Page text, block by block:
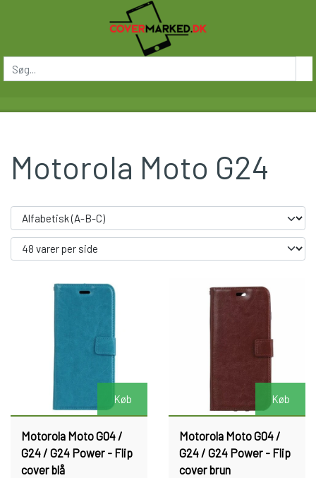
Motorola Moto G24
Køb
Motorola Moto G04 /
G24 / G24 Power - Flip
cover blå
Køb
Motorola Moto G04 /
G24 / G24 Power - Flip
cover brun